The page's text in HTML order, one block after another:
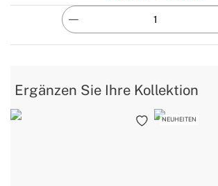
Ergänzen Sie Ihre Kollektion
NEUHEITEN